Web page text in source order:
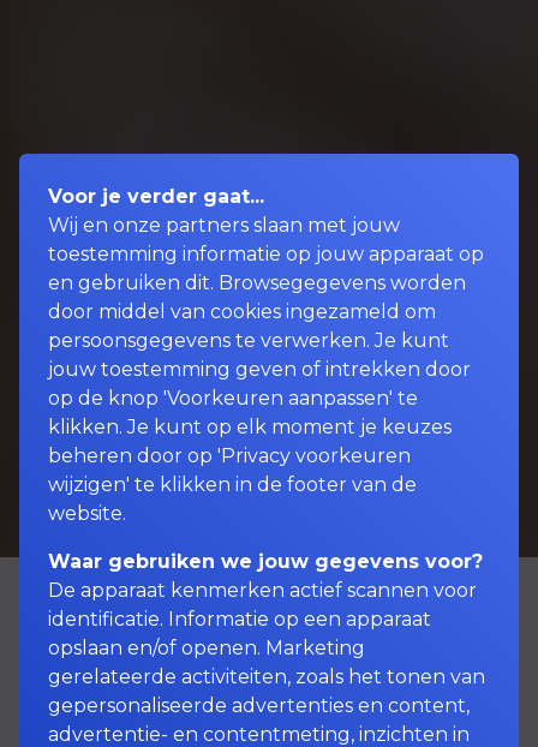
Zijn al uw kostbare
bezittingen gedekt?
Voor je verder gaat...
Wij en onze partners slaan met jouw
toestemming informatie op jouw apparaat op
en gebruiken dit. Browsegegevens worden
door middel van cookies ingezameld om
persoonsgegevens te verwerken. Je kunt
jouw toestemming geven of intrekken door
op de knop 'Voorkeuren aanpassen' te
klikken. Je kunt op elk moment je keuzes
beheren door op 'Privacy voorkeuren
wijzigen' te klikken in de footer van de
website.
Waar gebruiken we jouw gegevens voor?
De apparaat kenmerken actief scannen voor
identificatie. Informatie op een apparaat
opslaan en/of openen. Marketing
gerelateerde activiteiten, zoals het tonen van
gepersonaliseerde advertenties en content,
advertentie- en contentmeting, inzichten in